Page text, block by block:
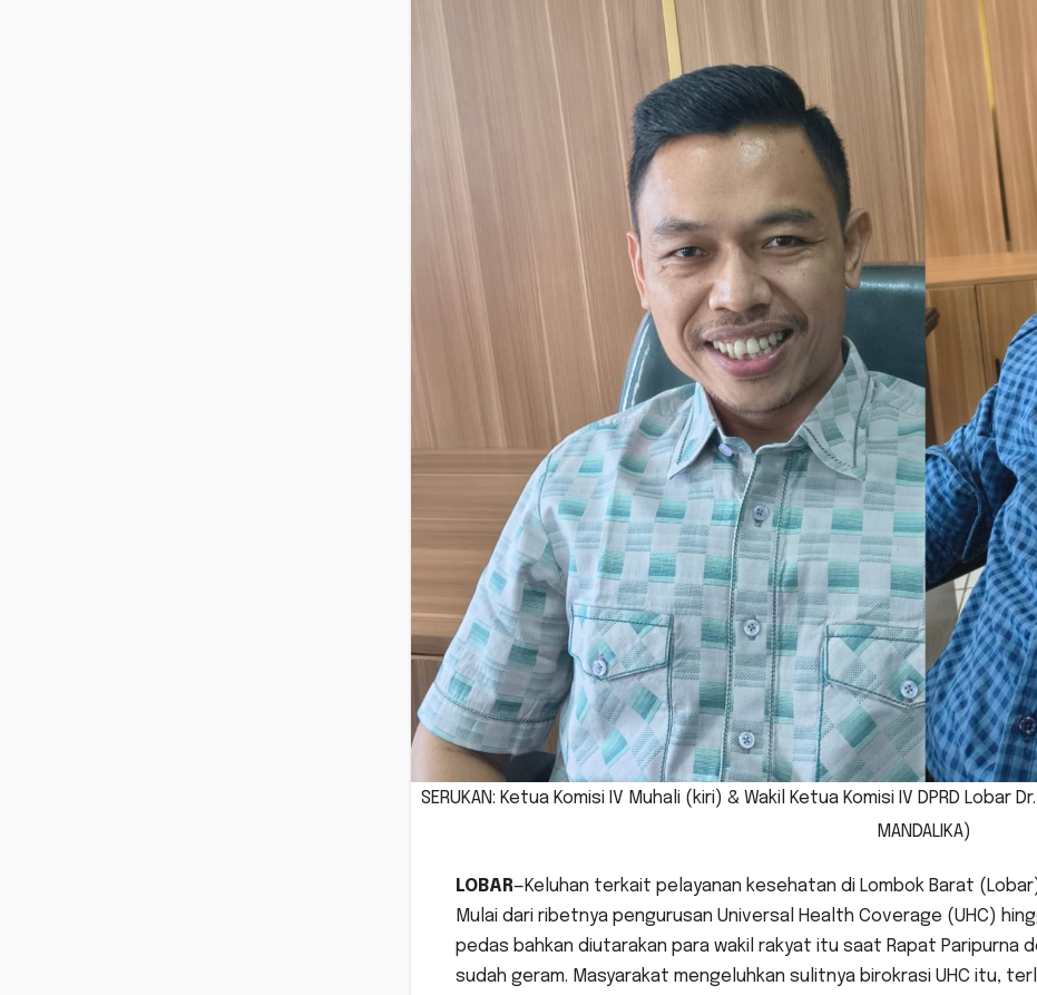
SERUKAN: Ketua Komisi IV Muhali (kiri) & Wakil Ketua Komisi IV DPRD Lobar
MANDALIKA)
LOBAR—Keluhan terkait pelayanan kesehatan di Lombok Barat
Mulai dari ribetnya pengurusan Universal Health Coverage (UHC)
pedas bahkan diutarakan para wakil rakyat itu saat Rapat Paripurna
sudah geram. Masyarakat mengeluhkan sulitnya birokrasi UHC itu,